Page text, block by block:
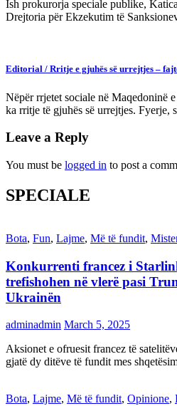
Ish prokurorja speciale publike,
Drejtoria për Ekzekutim të
Editorial / Rritje e gjuhës së urrejtjes –
Nëpër rrjetet sociale në Maqedoninë
ka rritje të gjuhës së urrejtjes. Fyerje,
Leave a Reply
You must be logged in to post a
SPECIALE
Bota, Fun, Lajme, Më të fundit,
Konkurrenti francez i
trefishohen në vlerë pasi
Ukrainën
adminadmin March 5, 2025
Aksionet e ofruesit francez të
gjatë dy ditëve të fundit mes
Bota, Lajme, Më të fundit, Opinione,